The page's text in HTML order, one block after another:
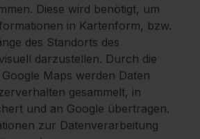
Diese wird benötigt, um
in Kartenform, bzw.
des Standorts des
darzustellen. Durch die
Maps werden Daten
gesammelt, in
und an Google übertragen.
zur Datenverarbeitung